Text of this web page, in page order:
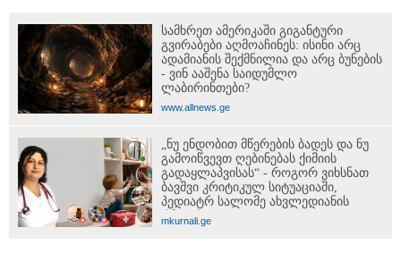
სამხრეთ ამერიკაში გიგანტური
გვირაბები აღმოაჩინეს: ისინი არც
ადამიანის შექმნილია და არც ბუნების
- ვინ ააშენა საიდუმლო
ლაბირინთები?
www.allnews.ge
„ნუ ენდობით მწერების ბადეს და ნუ
გამოიწვევთ ღებინებას ქიმიის
გადაყლაპვისას“ - როგორ ვიხსნათ
ბავშვი კრიტიკულ სიტუაციაში,
პედიატრ სალომე ახვლედიანის
რჩევები
mkurnali.ge